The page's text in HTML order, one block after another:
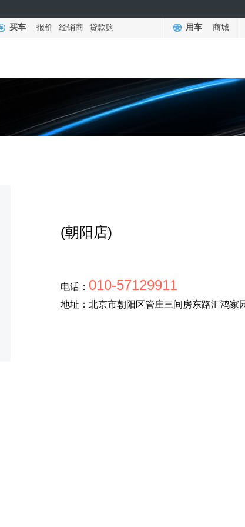
买车 报价 经销商 贷款购 用车 商城
(朝阳店)
电话： 010-57129911
地址：北京市朝阳区管庄三间房东路汇鸿家